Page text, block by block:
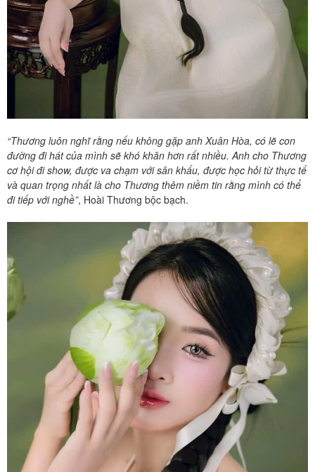
“Thương luôn nghĩ rằng nếu không gặp anh Xuân Hòa, có lẽ con
đường đi hát của mình sẽ khó khăn hơn rất nhiều. Anh cho Thương
cơ hội đi show, được va chạm với sân khấu, được học hỏi từ thực tế
và quan trọng nhất là cho Thương thêm niềm tin rằng mình có thể
đi tiếp với nghề”, Hoài Thương bộc bạch.